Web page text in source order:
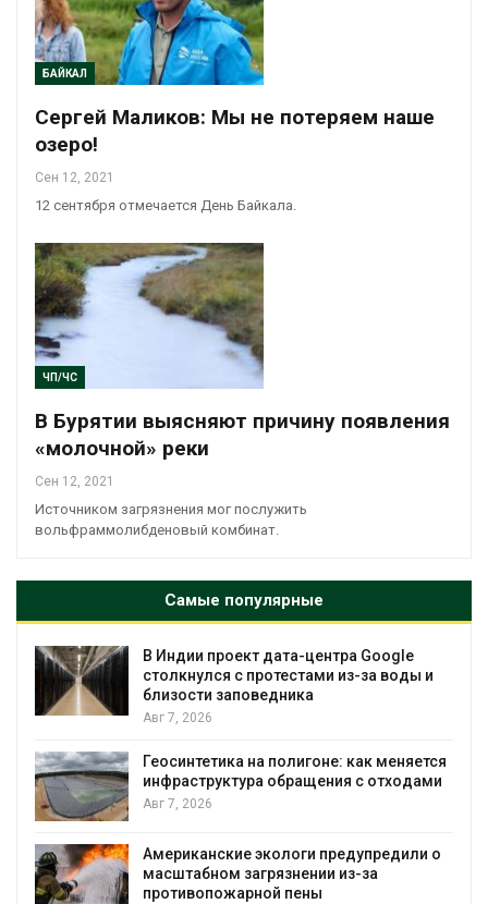
БАЙКАЛ
Сергей Маликов: Мы не потеряем наше
озеро!
Сен 12, 2021
12 сентября отмечается День Байкала.
ЧП/ЧС
В Бурятии выясняют причину появления
«молочной» реки
Сен 12, 2021
Источником загрязнения мог послужить
вольфраммолибденовый комбинат.
Самые популярные
В Индии проект дата-центра Google
столкнулся с протестами из-за воды и
близости заповедника
Авг 7, 2026
Геосинтетика на полигоне: как меняется
инфраструктура обращения с отходами
Авг 7, 2026
Американские экологи предупредили о
масштабном загрязнении из-за
противопожарной пены